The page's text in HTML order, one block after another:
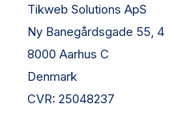
Tikweb Solutions ApS
Ny Banegårdsgade 55, 4
8000 Aarhus C
Denmark
CVR: 25048237